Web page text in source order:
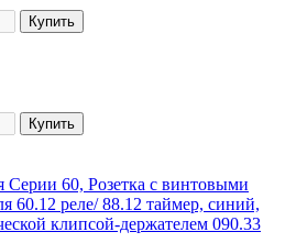
Серии 60, Розетка с винтовыми
60.12 реле/ 88.12 таймер, синий,
клипсой-держателем 090.33